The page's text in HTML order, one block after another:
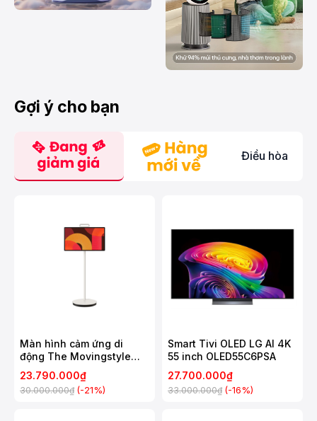
Gợi ý cho bạn
Điều hòa
Màn hình cảm ứng di
động The Movingstyle
Samsung 27 Inch
UA27LSM7FAXXXV
23.790.000₫
30.000.000₫ (-21%)
Smart Tivi OLED LG AI 4K
55 inch OLED55C6PSA
27.700.000₫
33.000.000₫ (-16%)